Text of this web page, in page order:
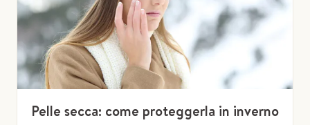
Pelle secca: come proteggerla in inverno